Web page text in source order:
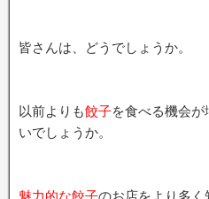
皆さんは、どうでしょうか。
以前よりも餃子を食べる機会
いでしょうか。
魅力的な餃子のお店をより多く